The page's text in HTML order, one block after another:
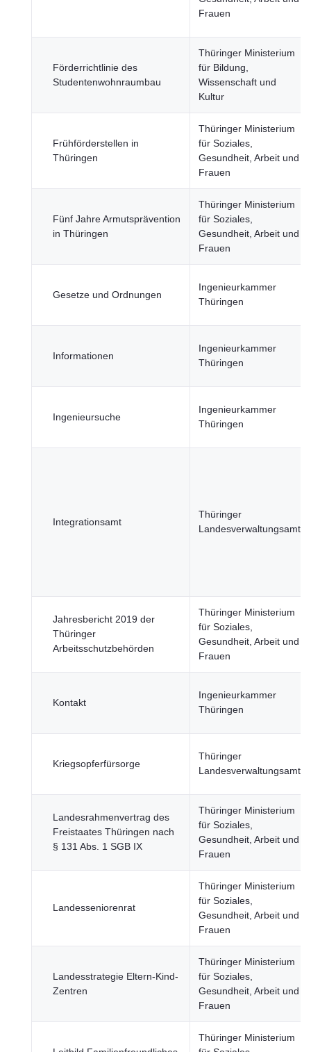
Frauen
Förderrichtlinie des
Studentenwohnraumbau
Thüringer Ministerium
für Bildung,
Wissenschaft und
Kultur
Frühförderstellen in
Thüringen
Thüringer Ministerium
für Soziales,
Gesundheit, Arbeit und
Frauen
Fünf Jahre Armutsprävention
in Thüringen
Thüringer Ministerium
für Soziales,
Gesundheit, Arbeit und
Frauen
Gesetze und Ordnungen
Ingenieurkammer
Thüringen
Informationen
Ingenieurkammer
Thüringen
Ingenieursuche
Ingenieurkammer
Thüringen
Integrationsamt
Thüringer
Landesverwaltungsamt
Jahresbericht 2019 der
Thüringer
Arbeitsschutzbehörden
Thüringer Ministerium
für Soziales,
Gesundheit, Arbeit und
Frauen
Kontakt
Ingenieurkammer
Thüringen
Kriegsopferfürsorge
Thüringer
Landesverwaltungsamt
Landesrahmenvertrag des
Freistaates Thüringen nach
§ 131 Abs. 1 SGB IX
Thüringer Ministerium
für Soziales,
Gesundheit, Arbeit und
Frauen
Landesseniorenrat
Thüringer Ministerium
für Soziales,
Gesundheit, Arbeit und
Frauen
Landesstrategie Eltern-Kind-
Zentren
Thüringer Ministerium
für Soziales,
Gesundheit, Arbeit und
Frauen
Thüringer Ministerium